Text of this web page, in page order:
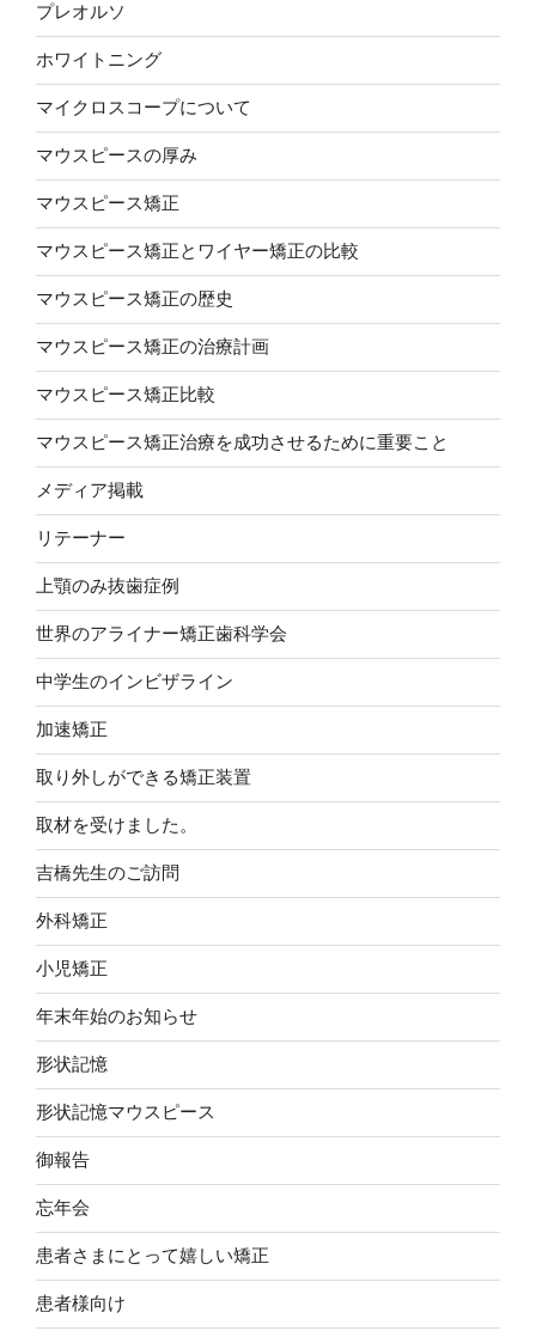
プレオルソ
ホワイトニング
マイクロスコープについて
マウスピースの厚み
マウスピース矯正
マウスピース矯正とワイヤー矯正の比較
マウスピース矯正の歴史
マウスピース矯正の治療計画
マウスピース矯正比較
マウスピース矯正治療を成功させるために重要こと
メディア掲載
リテーナー
上顎のみ抜歯症例
世界のアライナー矯正歯科学会
中学生のインビザライン
加速矯正
取り外しができる矯正装置
取材を受けました。
吉橋先生のご訪問
外科矯正
小児矯正
年末年始のお知らせ
形状記憶
形状記憶マウスピース
御報告
忘年会
患者さまにとって嬉しい矯正
患者様向け